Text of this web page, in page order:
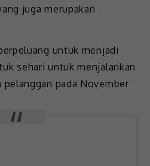
juga merupakan
untuk menjadi
sehari untuk menjalankan
pada November